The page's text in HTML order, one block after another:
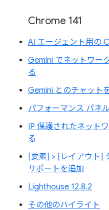
Chrome 141
AI エージェント用の
Gemini でネットワー
る
Gemini とのチャット
パフォーマンス パネ
IP 保護されたネット
る
[要素] > [レイアウト]
サポートを追加
Lighthouse 12.8.2
その他のハイライト